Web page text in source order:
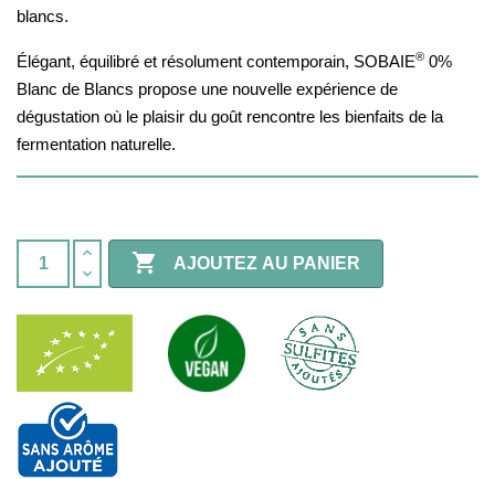
blancs.
Élégant, équilibré et résolument contemporain, SOBAIE® 0%
Blanc de Blancs propose une nouvelle expérience de
dégustation où le plaisir du goût rencontre les bienfaits de la
fermentation naturelle.
 AJOUTEZ AU PANIER